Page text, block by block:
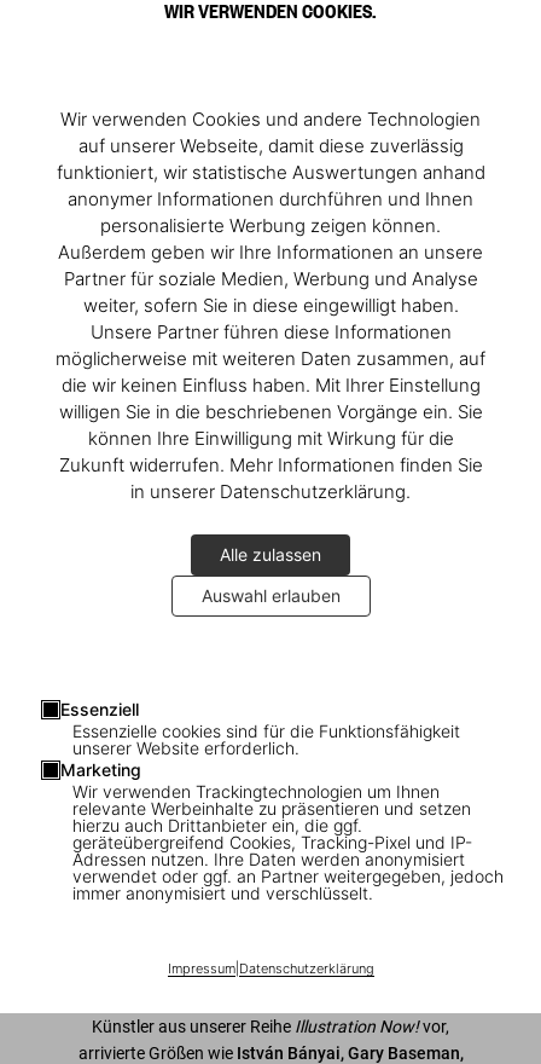
WIR VERWENDEN COOKIES.
Wir verwenden Cookies und andere Technologien
auf unserer Webseite, damit diese zuverlässig
funktioniert, wir statistische Auswertungen anhand
anonymer Informationen durchführen und Ihnen
personalisierte Werbung zeigen können.
Außerdem geben wir Ihre Informationen an unsere
Partner für soziale Medien, Werbung und Analyse
weiter, sofern Sie in diese eingewilligt haben.
Unsere Partner führen diese Informationen
möglicherweise mit weiteren Daten zusammen, auf
die wir keinen Einfluss haben. Mit Ihrer Einstellung
willigen Sie in die beschriebenen Vorgänge ein. Sie
können Ihre Einwilligung mit Wirkung für die
Zukunft widerrufen. Mehr Informationen finden Sie
in unserer Datenschutzerklärung.
Alle zulassen
Auswahl erlauben
Essenziell
Essenzielle cookies sind für die Funktionsfähigkeit
unserer Website erforderlich.
Marketing
Wir verwenden Trackingtechnologien um Ihnen
relevante Werbeinhalte zu präsentieren und setzen
hierzu auch Drittanbieter ein, die ggf.
geräteübergreifend Cookies, Tracking-Pixel und IP-
Adressen nutzen. Ihre Daten werden anonymisiert
verwendet oder ggf. an Partner weitergegeben, jedoch
immer anonymisiert und verschlüsselt.
Impressum| Datenschutzerklärung
100 Illustrators
US$ 25
In den Warenkorb
Verfügbarkeit:Auf Lager
Künstler aus unserer Reihe Illustration Now!vor,
arrivierte Größen wie István Bányai, Gary Baseman,